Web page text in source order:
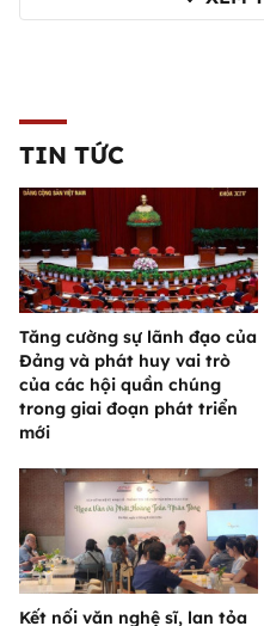
TIN TỨC
Tăng cường sự lãnh đạo của
Đảng và phát huy vai trò
của các hội quần chúng
trong giai đoạn phát triển
mới
Kết nối văn nghệ sĩ, lan tỏa